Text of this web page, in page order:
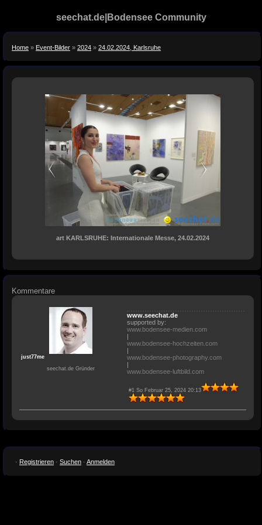
seechat.de|Bodensee Community
Home » Event-Bilder » 2024 » 24.02.2024, Karlsruhe
art KARLSRUHE: Internationale Messe, 24.02.2024
Kommentare
just77me
seechat.de Gründer
www.seechat.de
supported by:
www.bodensee-medien.com
|
www.bodensee-hochzeiten.com
|
www.bodensee-photography.com
|
www.bodensee-luftbild.com
#1 So Februar 25, 2024 20:13
· Registrieren · Suchen · Anmelden